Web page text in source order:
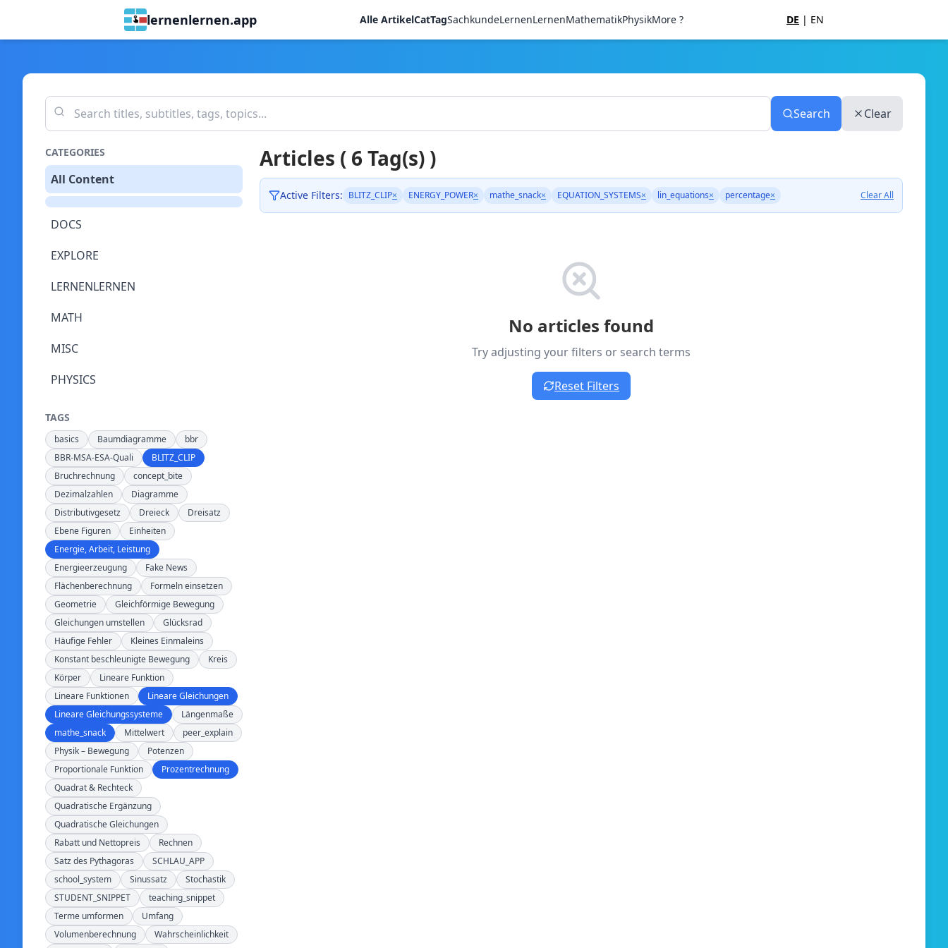
lernenlernen.app Alle ArtikelCatTagSachkundeLernenLernenMathematikPhysikMore ? DE | EN
Search Clear
CATEGORIES
All Content
DOCS
EXPLORE
LERNENLERNEN
MATH
MISC
PHYSICS
TAGS
basics Baumdiagramme
bbr
BBR-MSA-ESA-Quali
BLITZ_CLIP
Bruchrechnung
concept_bite
Dezimalzahlen
Diagramme
Distributivgesetz
Dreieck
Dreisatz
Ebene Figuren
Einheiten
Energie, Arbeit, Leistung
Energieerzeugung
Fake News
Flächenberechnung
Formeln einsetzen
Geometrie
Gleichförmige Bewegung
Gleichungen umstellen
Glücksrad
Häufige Fehler
Kleines Einmaleins
Konstant beschleunigte Bewegung
Kreis
Körper
Lineare Funktion
Lineare Funktionen
Lineare Gleichungen
Lineare Gleichungssysteme
Längenmaße
mathe_snack
Mittelwert
peer_explain
Physik – Bewegung
Potenzen
Proportionale Funktion
Prozentrechnung
Quadrat & Rechteck
Quadratische Ergänzung
Quadratische Gleichungen
Rabatt und Nettopreis
Rechnen
Satz des Pythagoras
SCHLAU_APP
school_system
Sinussatz
Stochastik
STUDENT_SNIPPET
teaching_snippet
Terme umformen
Umfang
Volumenberechnung
Wahrscheinlichkeit
Articles ( 6 Tag(s) )
Active Filters: BLITZ_CLIP× ENERGY_POWER× mathe_snack× EQUATION_SYSTEMS× lin_equations× percentage× Clear All
No articles found
Try adjusting your filters or search terms
Reset Filters